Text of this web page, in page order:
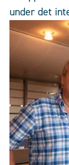
under det